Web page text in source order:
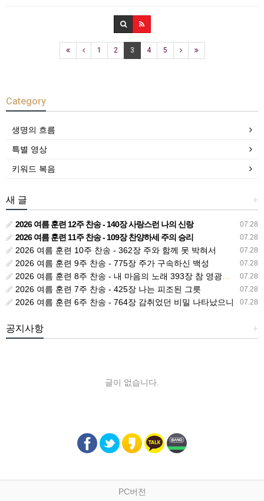
1 2 3 4 5
Category
생명의 흐름
특별 영상
키워드 복음
+
새 글
07.28
2026 여름 훈련 12주 찬송 - 140장 사랑스런 나의 신랑
07.28
2026 여름 훈련 11주 찬송 - 109장 찬양하세 주의 승리
07.28
2026 여름 훈련 10주 찬송 - 362장 주와 함께 못 박혀서
07.28
2026 여름 훈련 9주 찬송 - 775장 주가 구속하신 백성
07.28
2026 여름 훈련 8주 찬송 - 내 마음의 노래 393장 참 영광스런 우리 왕
07.28
2026 여름 훈련 7주 찬송 - 425장 나는 피조된 그릇
07.28
2026 여름 훈련 6주 찬송 - 764장 감취었던 비밀 나타났으니
+
공지사항
글이 없습니다.
PC버전